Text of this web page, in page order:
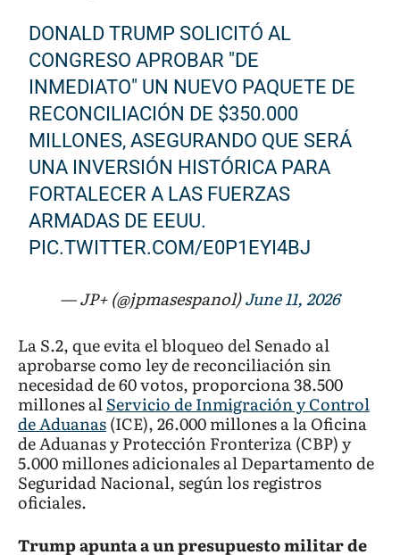
DONALD TRUMP SOLICITÓ AL
CONGRESO APROBAR "DE
INMEDIATO" UN NUEVO PAQUETE DE
RECONCILIACIÓN DE $350.000
MILLONES, ASEGURANDO QUE SERÁ
UNA INVERSIÓN HISTÓRICA PARA
FORTALECER A LAS FUERZAS
ARMADAS DE EEUU.
PIC.TWITTER.COM/E0P1EYI4BJ
— JP+ (@jpmasespanol)June 11, 2026
La S.2, que evita el bloqueo del Senado al
aprobarse como ley de reconciliación sin
necesidad de 60 votos, proporciona 38.500
millones alServicio de Inmigración y Control
de Aduanas(ICE), 26.000 millones a la Oficina
de Aduanas y Protección Fronteriza (CBP) y
5.000 millones adicionales al Departamento de
Seguridad Nacional, según los registros
oficiales.
Trump apunta a un presupuesto militar de